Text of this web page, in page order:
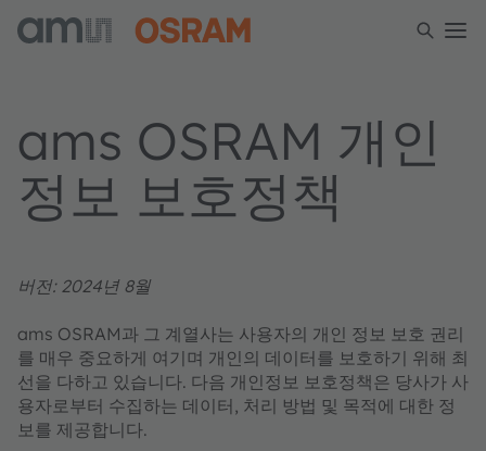
ams OSRAM 개인
정보 보호정책
버전: 2024년 8월
ams OSRAM과 그 계열사는 사용자의 개인 정보 보호 권리
를 매우 중요하게 여기며 개인의 데이터를 보호하기 위해 최
선을 다하고 있습니다. 다음 개인정보 보호정책은 당사가 사
용자로부터 수집하는 데이터, 처리 방법 및 목적에 대한 정
보를 제공합니다.